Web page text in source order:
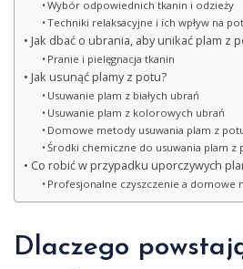
Wybór odpowiednich tkanin i odzieży
Techniki relaksacyjne i ich wpływ na
Jak dbać o ubrania, aby unikać plam z
Pranie i pielęgnacja tkanin
Jak usunąć plamy z potu?
Usuwanie plam z białych ubrań
Usuwanie plam z kolorowych ubrań
Domowe metody usuwania plam z
Środki chemiczne do usuwania plam z
Co robić w przypadku uporczywych
Profesjonalne czyszczenie a domowe
Dlaczego